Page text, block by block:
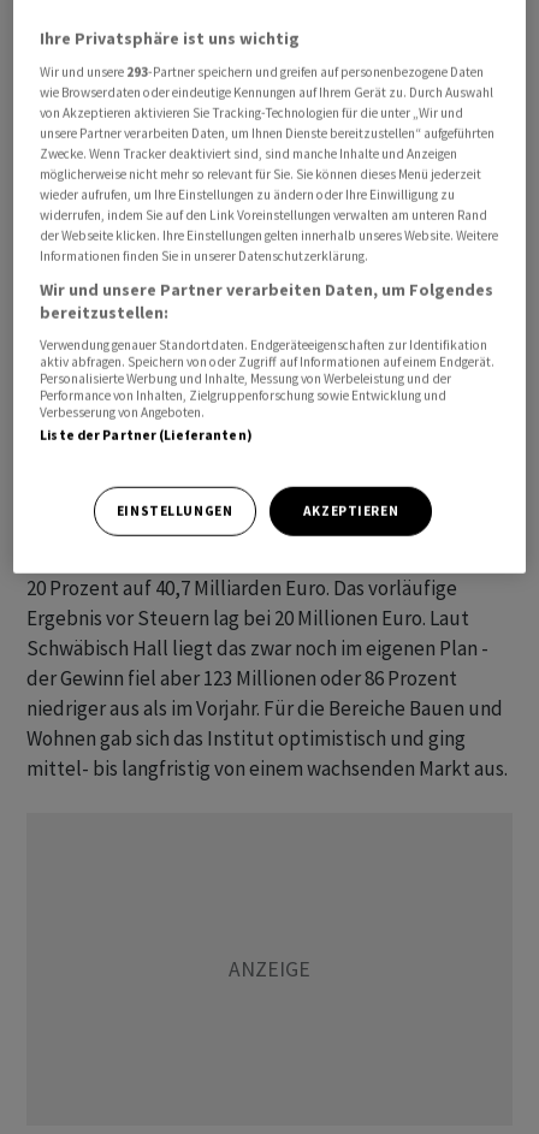
Wie auch andere Institute verzeichnete Schwäbisch
Hall einen Einbruch bei der Baufinanzierung: Das
Neugeschäft ging um fast 30 Prozent zurück - von 19
Milliarden Euro im Vorjahr auf 13,4 Milliarden Euro 2023.
Das Minus sei aber niedriger ausgefallen als im
Gesamtmarkt, der um 37,4 Prozent geschrumpft sei,
hiess es.
Wesentlicher Grund für den Rückgang sind den Angaben
nach die hohen Zins-, Bau- und Energiekosten, die vom
Rückgang der Immobilienpreise nicht kompensiert
werden können. «Das Marktumfeld für Bauen und
Wohnen war 2023 geprägt durch die anhaltenden
Auswirkungen des starken Zinsanstiegs (...), die Inflation
Vorstandsvorsitzende Mike Kammann.
20 Prozent auf 40,7 Milliarden Euro. Das vorläufige
Ergebnis vor Steuern lag bei 20 Millionen Euro. Laut
Schwäbisch Hall liegt das zwar noch im eigenen Plan -
der Gewinn fiel aber 123 Millionen oder 86 Prozent
niedriger aus als im Vorjahr. Für die Bereiche Bauen und
Wohnen gab sich das Institut optimistisch und ging
mittel- bis langfristig von einem wachsenden Markt aus.
Ihre Privatsphäre ist uns wichtig
Wir und unsere 293-Partner speichern und greifen auf personenbezogene Daten
wie Browserdaten oder eindeutige Kennungen auf Ihrem Gerät zu. Durch Auswahl
von Akzeptieren aktivieren Sie Tracking-Technologien für die unter „Wir und
unsere Partner verarbeiten Daten, um Ihnen Dienste bereitzustellen“ aufgeführten
Zwecke. Wenn Tracker deaktiviert sind, sind manche Inhalte und Anzeigen
möglicherweise nicht mehr so relevant für Sie. Sie können dieses Menü jederzeit
wieder aufrufen, um Ihre Einstellungen zu ändern oder Ihre Einwilligung zu
widerrufen, indem Sie auf den Link Voreinstellungen verwalten am unteren Rand
der Webseite klicken. Ihre Einstellungen gelten innerhalb unseres Website. Weitere
Informationen finden Sie in unserer Datenschutzerklärung.
Wir und unsere Partner verarbeiten Daten, um Folgendes
bereitzustellen:
Verwendung genauer Standortdaten. Endgeräteeigenschaften zur Identifikation
aktiv abfragen. Speichern von oder Zugriff auf Informationen auf einem Endgerät.
Personalisierte Werbung und Inhalte, Messung von Werbeleistung und der
Performance von Inhalten, Zielgruppenforschung sowie Entwicklung und
Verbesserung von Angeboten.
Liste der Partner (Lieferanten)
EINSTELLUNGEN AKZEPTIEREN